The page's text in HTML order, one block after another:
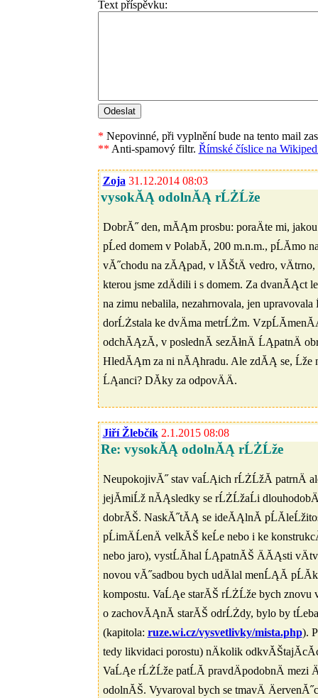
Text příspěvku:
* Nepovinné, při vyplnění bude na tento mail
** Anti-spamový filtr. Římské číslice na
Zoja 31.12.2014 08:03
vysokĂĄ odolnĂĄ rĹŻĹže
DobrĂ˝ den, mĂĄm prosbu: poraÄte mi,
pĹed domem v PolabĂ­, 200 m.n.m., pĹĂ­mo
vĂ˝chodu na zĂĄpad, v lĂŠtÄ vedro,
kterou jsme zdÄdili i s domem. Za dvanĂĄct
na zimu nebalila, nezahrnovala, jen
dorĹŻstala ke dvÄma metrĹŻm.
odchĂĄzĂ­, v poslednĂ­ sezĂłnÄ ĹĄpatnÄ
HledĂĄm za ni nĂĄhradu. Ale zdĂĄ se, Ĺže
ĹĄanci? DĂ­ky za odpovÄÄ.
Jiří Žlebčík 2.1.2015 08:08
Re: vysokĂĄ odolnĂĄ rĹŻĹže
NeupokojivĂ˝ stav vaĹĄich rĹŻĹžĂ­ patrnÄ
jejĂ­miĹž nĂĄsledky se rĹŻĹžaĹi
dobrĂŠ. NaskĂ˝tĂĄ se ideĂĄlnĂ­
pĹimÄĹenÄ velkĂŠ keĹe nebo i ke
nebo jaro), vystĹĂ­hal ĹĄpatnĂŠ ÄĂĄsti
novou vĂ˝sadbou bych udÄlal menĹĄĂ­
kompostu. VaĹĄe starĂŠ rĹŻĹže bych znovu
o zachovĂĄnĂ­ starĂŠ odrĹŻdy, bylo by
(kapitola: ruze.wi.cz/vysvetlivky/mista.php).
tedy likvidaci porostu) nÄkolik
VaĹĄe rĹŻĹže patĹĂ­ pravdÄpodobnÄ mezi
odolnĂŠ. Vyvaroval bych se tmavÄ